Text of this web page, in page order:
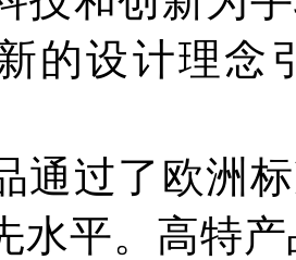
的设计理念
通过了欧洲
水平。高特